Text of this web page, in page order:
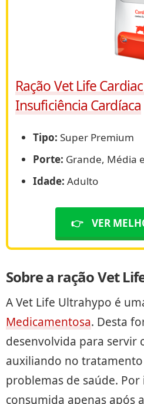
Ração Vet Life
Insuficiência Cardíaca
Tipo: Super Premium
Porte: Grande, Média
Idade: Adulto
👉 VER
Sobre a ração Vet
A Vet Life Ultrahypo é
Medicamentosa. Desta
desenvolvida para servir
auxiliando no tratamento
problemas de saúde. Por
consumida apenas após